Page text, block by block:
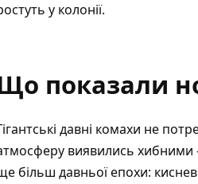
у колонії.
показали
давні комахи не
виявились хибними
більш давньої епохи: